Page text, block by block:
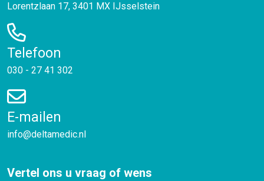
Lorentzlaan 17, 3401 MX IJsselstein
Telefoon
030 - 27 41 302
E-mailen
info@deltamedic.nl
Vertel ons u vraag of wens